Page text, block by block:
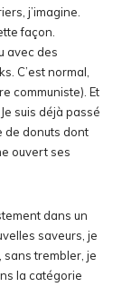
j’imagine.
façon.
avec des
C’est normal,
communiste). Et
suis déjà passé
de donuts dont
ouvert ses
dans un
saveurs, je
sans trembler, je
la catégorie